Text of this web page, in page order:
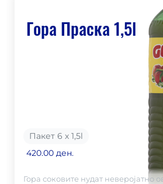
Гора Праска 1,5l
Пакет 6 х 1,5l
420.00 ден.
Гора соковите нудат неверојатно